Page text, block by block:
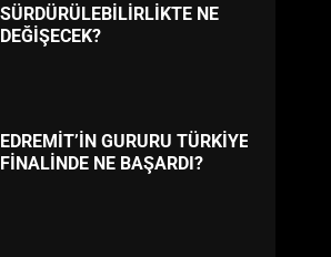
FİNALİNDE NE BAŞARDI?
BALIKESİR MÜZELERİNDE
SÜRE UZATILDI: NE DEĞİŞTİ?